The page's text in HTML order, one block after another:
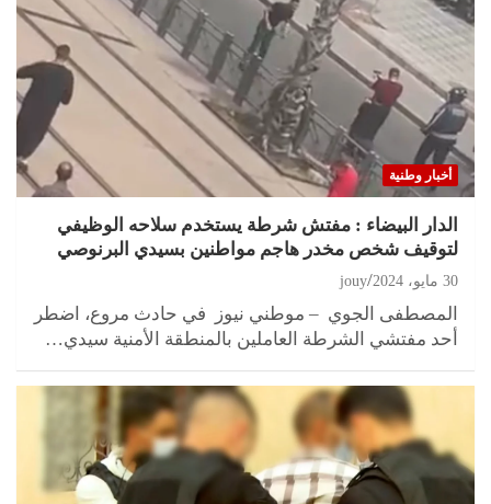
أخبار وطنية
الدار البيضاء : مفتش شرطة يستخدم سلاحه الوظيفي
لتوقيف شخص مخدر هاجم مواطنين بسيدي البرنوصي
30 مايو، 2024 jouy
المصطفى الجوي – موطني نيوز في حادث مروع، اضطر
أحد مفتشي الشرطة العاملين بالمنطقة الأمنية سيدي…